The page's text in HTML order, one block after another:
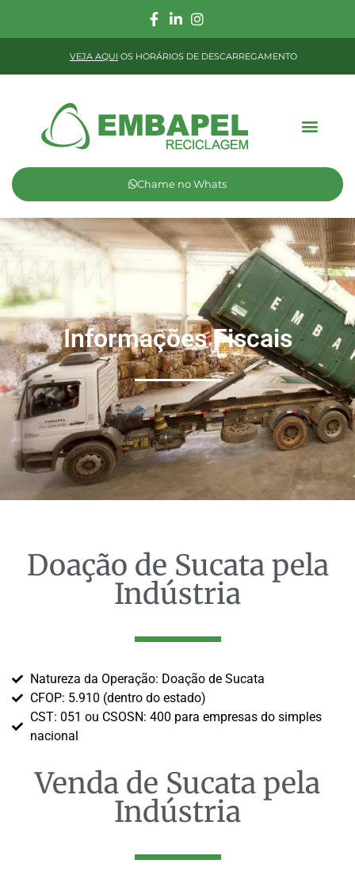
VEJA AQUI OS HORÁRIOS DE DESCARREGAMENTO
Chame no Whats
Informações Fiscais
Doação de Sucata pela
Indústria
Natureza da Operação: Doação de Sucata
CFOP: 5.910 (dentro do estado)
CST: 051 ou CSOSN: 400 para empresas do simples
nacional
Venda de Sucata pela
Indústria